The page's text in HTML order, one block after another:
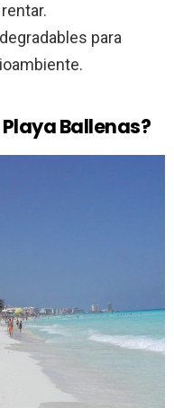
para
Ballenas?